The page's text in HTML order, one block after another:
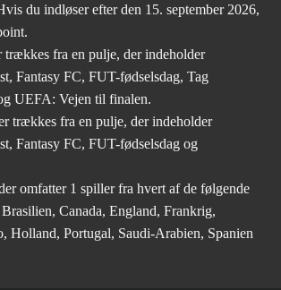
du indløser efter den 15. september 2026,
trækkes fra en pulje, der indeholder
Fantasy FC, FUT-fødselsdag, Tag
UEFA: Vejen til finalen.
trækkes fra en pulje, der indeholder
Fantasy FC, FUT-fødselsdag og
omfatter 1 spiller fra hvert af de følgende
Canada, England, Frankrig,
Holland, Portugal, Saudi-Arabien, Spanien